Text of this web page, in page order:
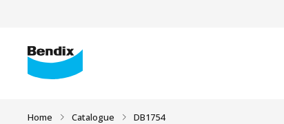
Home Catalogue DB1754